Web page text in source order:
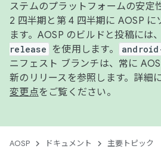
ステムのプラットフォームの安定
2 四半期と第 4 四半期に AOSP に
ます。AOSP のビルドと投稿には、
release
を使用します。
ニフェスト ブランチは、常に
新のリリースを参照します。詳細
変更点をご覧ください。
AOSP ドキュメント 主要トピック